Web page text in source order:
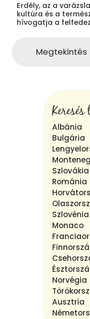
Erdély, az a
kultúra és a
hívogatja a
Megtekintés
Albánia
Bulgária
Szlovákia
Románia
Szlovénia
Monaco
Norvégia
Ausztria